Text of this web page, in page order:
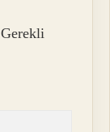
Gerekli